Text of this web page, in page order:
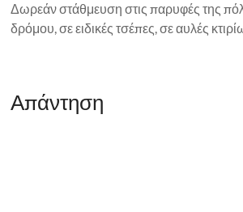
Δωρεάν στάθμευση στις παρυφές της
δρόμου, σε ειδικές τσέπες, σε αυλές
Απάντηση